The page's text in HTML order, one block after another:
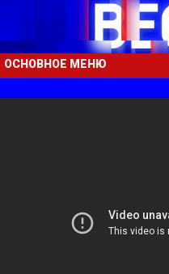
ОСНОВНОЕ МЕНЮ